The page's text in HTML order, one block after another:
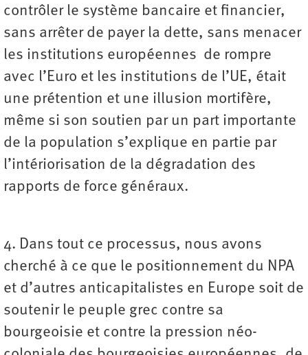
contrôler le système bancaire et financier,
sans arrêter de payer la dette, sans menacer
les institutions européennes de rompre
avec l’Euro et les institutions de l’UE, était
une prétention et une illusion mortifère,
même si son soutien par un part importante
de la population s’explique en partie par
l’intériorisation de la dégradation des
rapports de force généraux.
4. Dans tout ce processus, nous avons
cherché à ce que le positionnement du NPA
et d’autres anticapitalistes en Europe soit de
soutenir le peuple grec contre sa
bourgeoisie et contre la pression néo-